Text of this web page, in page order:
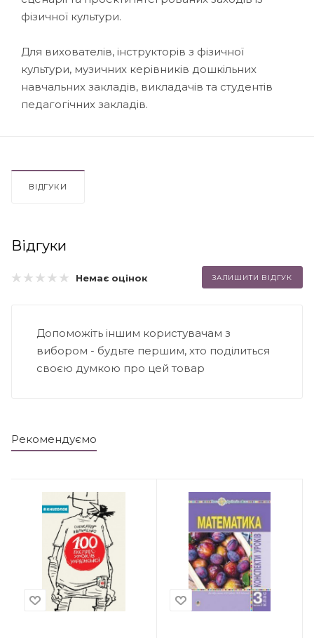
фізичної культури.
Для вихователів, інструкторів з фізичної
культури, музичних керівників дошкільних
навчальних закладів, викладачів та студентів
педагогічних закладів.
ВІДГУКИ
Відгуки
Немає оцінок ЗАЛИШИТИ ВІДГУК
Допоможіть іншим користувачам з
вибором - будьте першим, хто поділиться
своєю думкою про цей товар
Рекомендуємо